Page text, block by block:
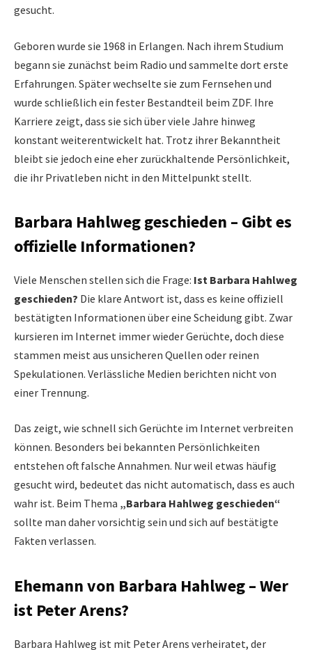
gesucht.
Geboren wurde sie 1968 in Erlangen. Nach ihrem Studium
begann sie zunächst beim Radio und sammelte dort erste
Erfahrungen. Später wechselte sie zum Fernsehen und
wurde schließlich ein fester Bestandteil beim ZDF. Ihre
Karriere zeigt, dass sie sich über viele Jahre hinweg
konstant weiterentwickelt hat. Trotz ihrer Bekanntheit
bleibt sie jedoch eine eher zurückhaltende Persönlichkeit,
die ihr Privatleben nicht in den Mittelpunkt stellt.
Barbara Hahlweg geschieden – Gibt es
offizielle Informationen?
Viele Menschen stellen sich die Frage: Ist Barbara Hahlweg
geschieden? Die klare Antwort ist, dass es keine offiziell
bestätigten Informationen über eine Scheidung gibt. Zwar
kursieren im Internet immer wieder Gerüchte, doch diese
stammen meist aus unsicheren Quellen oder reinen
Spekulationen. Verlässliche Medien berichten nicht von
einer Trennung.
Das zeigt, wie schnell sich Gerüchte im Internet verbreiten
können. Besonders bei bekannten Persönlichkeiten
entstehen oft falsche Annahmen. Nur weil etwas häufig
gesucht wird, bedeutet das nicht automatisch, dass es auch
wahr ist. Beim Thema „Barbara Hahlweg geschieden“
sollte man daher vorsichtig sein und sich auf bestätigte
Fakten verlassen.
Ehemann von Barbara Hahlweg – Wer
ist Peter Arens?
Barbara Hahlweg ist mit Peter Arens verheiratet, der